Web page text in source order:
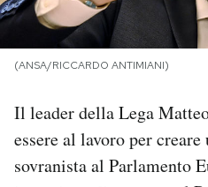
SHOP
CALENDARIO
AREA PERSONALE
(ANSA/RICCARDO ANTIMIANI)
Il leader della Lega
essere al lavoro per
sovranista al Parlamento